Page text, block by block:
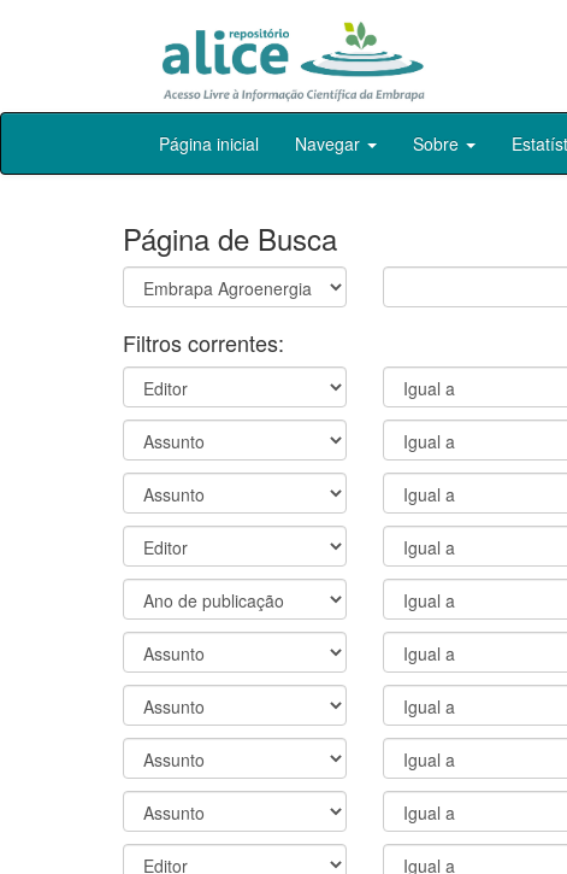
Skip
Página inicial Navegar Sobre
Página de Busca
Filtros correntes: